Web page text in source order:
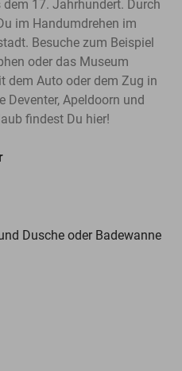
17. Jahrhundert. Durch
im Handumdrehen im
Besuche zum Beispiel
oder das Museum
dem Auto oder dem Zug in
Deventer, Apeldoorn und
findest Du hier!
Dusche oder Badewanne